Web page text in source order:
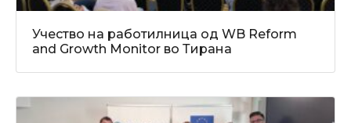
Учество на работилница од WB Reform
and Growth Monitor во Тирана